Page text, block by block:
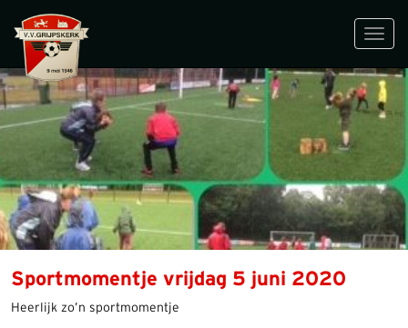
Sportmomentje vrijdag 5 juni 2020
Heerlijk zo’n sportmomentje